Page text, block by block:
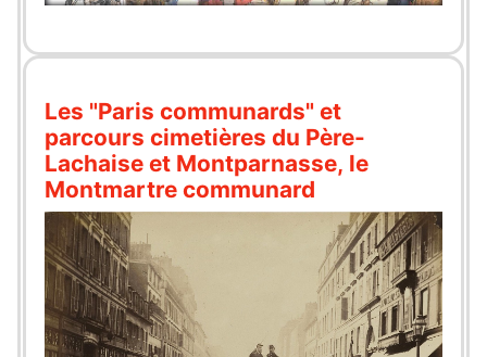
Les "Paris communards" et
parcours cimetières du Père-
Lachaise et Montparnasse, le
Montmartre communard